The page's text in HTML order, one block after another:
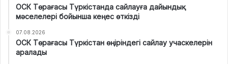
ОСК Төрағасы Түркістанда сайлауға дайындық
мәселелері бойынша кеңес өткізді
07.08.2026
ОСК Төрағасы Түркістан өңіріндегі сайлау учаскелерін
аралады